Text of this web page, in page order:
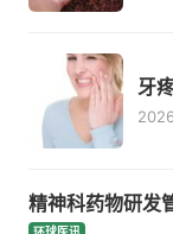
牙
精神科药物研发